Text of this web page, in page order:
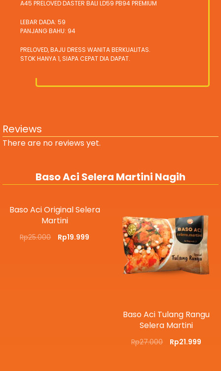
A45 PRELOVED DASTER BALI LD59 PB94 PREMIUM
LEBAR DADA: 59
PANJANG BAHU: 94
PRELOVED, BAJU DRESS WANITA BERKUALITAS.
STOK HANYA 1, SIAPA CEPAT DIA DAPAT.
Reviews
There are no reviews yet.
Baso Aci Selera Martini Nagih
Baso Aci Original Selera
Martini
Rp25.000 Rp19.999
Baso Aci Tulang Rangu
Selera Martini
Rp27.000 Rp21.999